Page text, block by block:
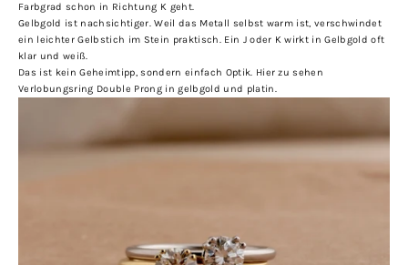
Farbgrad schon in Richtung K geht.
Gelbgold ist nachsichtiger. Weil das Metall selbst warm ist, verschwindet
ein leichter Gelbstich im Stein praktisch. Ein J oder K wirkt in Gelbgold oft
klar und weiß.
Das ist kein Geheimtipp, sondern einfach Optik. Hier zu sehen
Verlobungsring Double Prong in gelbgold und platin.